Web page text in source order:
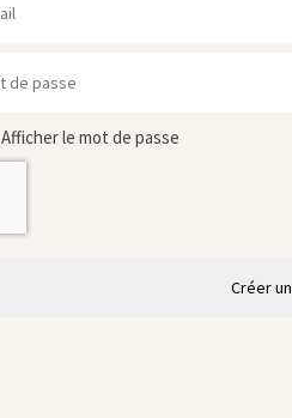
Afficher le mot de passe
Créer